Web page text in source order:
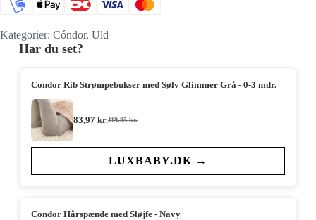
Kategorier: Cóndor, Uld
Har du set?
Condor Rib Strømpebukser med Sølv Glimmer Grå - 0-3 mdr.
119,95kr.
Den
pris
var:
83,97 kr.Den
pris
er:
LUXBABY.DK →
Condor Hårspænde med Sløjfe - Navy